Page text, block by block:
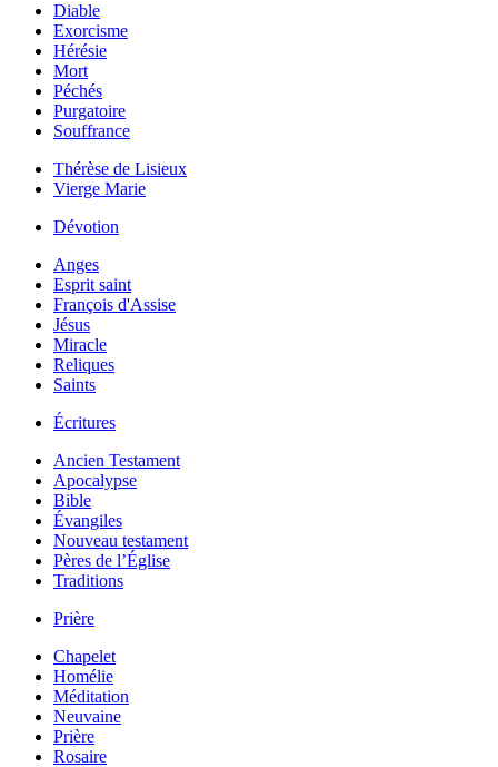
Diable
Exorcisme
Hérésie
Mort
Péchés
Purgatoire
Souffrance
Thérèse de Lisieux
Vierge Marie
Dévotion
Anges
Esprit saint
François d'Assise
Jésus
Miracle
Reliques
Saints
Écritures
Ancien Testament
Apocalypse
Bible
Évangiles
Nouveau testament
Pères de l’Église
Traditions
Prière
Chapelet
Homélie
Méditation
Neuvaine
Prière
Rosaire